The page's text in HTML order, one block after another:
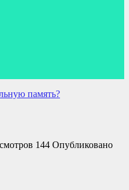
память?
144 Опубликовано